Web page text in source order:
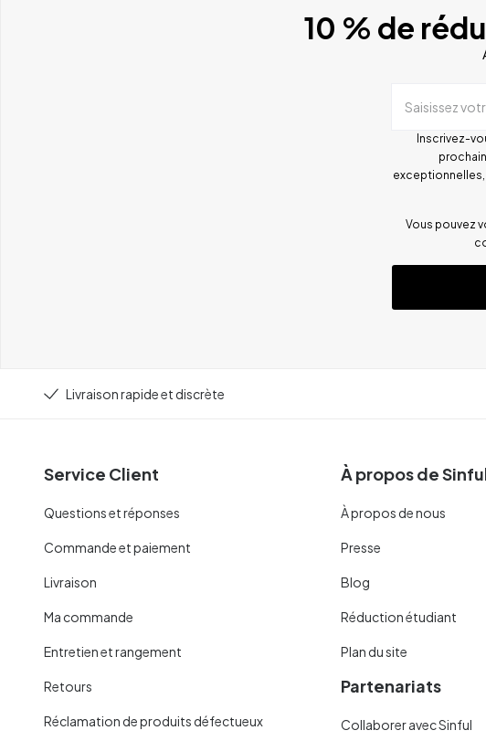
10 % de
Saisissez
Inscrivez-
exceptionnelles,
Vous pouvez
Livraison rapide et discrète
Service Client
Questions et réponses
Commande et paiement
Livraison
Ma commande
Entretien et rangement
Retours
Réclamation de produits défectueux
À propos de
À propos de nous
Presse
Blog
Réduction étudiant
Plan du site
Partenariats
Collaborer avec Sinful